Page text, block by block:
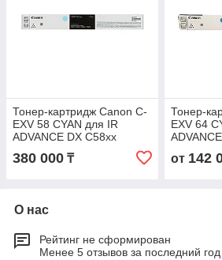
Тонер-картридж Canon C-
EXV 58 CYAN для IR
ADVANCE DX C58xx
3764C002AA
380 000 ₸
Тонер-
EXV 64
от 142
О нас
Рейтинг не сформирован
Менее 5 отзывов за последний год